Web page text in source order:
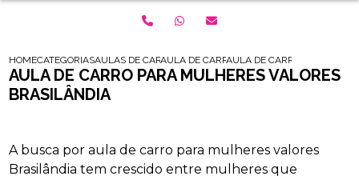
HOMECATEGORIASAULAS DE CARRO PARA HABILITADOS
AULA DE CARRO PARA HABILITADOS ZONA
AULA DE CARRO PARA
AULA DE CARRO PARA MULHERES VALORES
BRASILÂNDIA
A busca por aula de carro para mulheres valores
Brasilândia tem crescido entre mulheres que